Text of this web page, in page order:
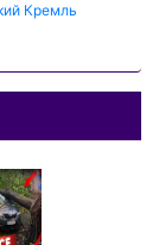
Кремль